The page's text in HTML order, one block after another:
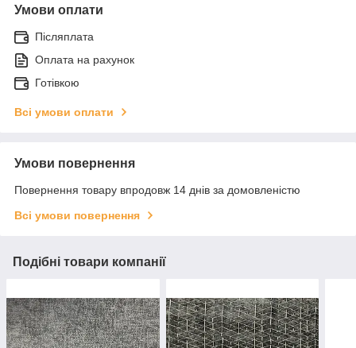
Умови оплати
Післяплата
Оплата на рахунок
Готівкою
Всі умови оплати
Умови повернення
Повернення товару впродовж 14 днів за домовленістю
Всі умови повернення
Подібні товари компанії